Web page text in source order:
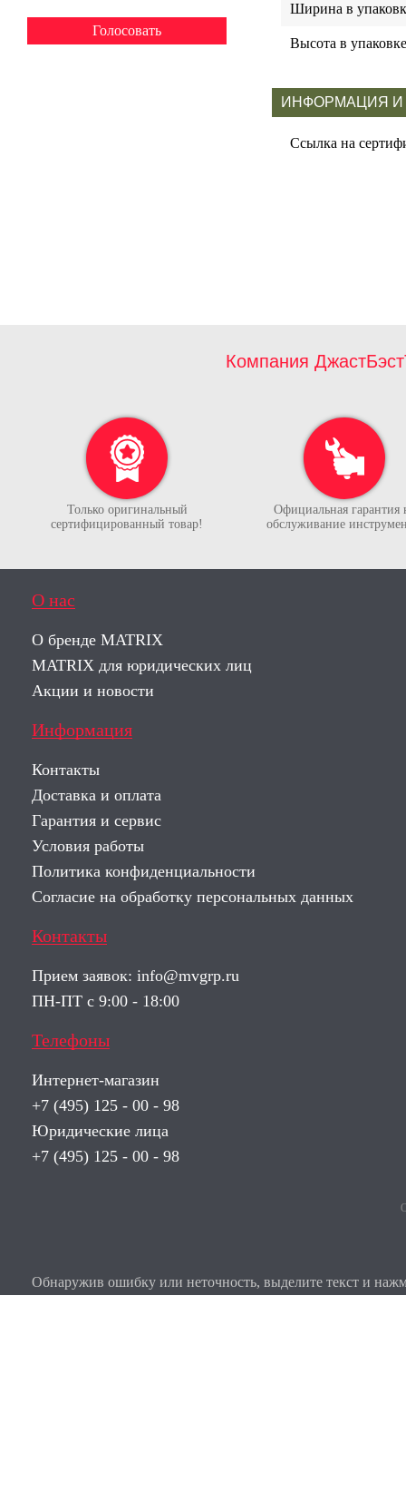
Ширина в
Высота в упаковке
ИНФОРМАЦИЯ И
Ссылка на
Компания
Только оригинальный
сертифицированный товар!
Официальная гарантия
обслуживание
О нас
О бренде MATRIX
MATRIX для юридических лиц
Акции и новости
Информация
Контакты
Доставка и оплата
Гарантия и сервис
Условия работы
Политика конфиденциальности
Согласие на обработку персональных данных
Контакты
Прием заявок: info@mvgrp.ru
ПН-ПТ с 9:00 - 18:00
Телефоны
Интернет-магазин
+7 (495) 125 - 00 - 98
Юридические лица
+7 (495) 125 - 00 - 98
Обнаружив ошибку или неточность, выделите текст и